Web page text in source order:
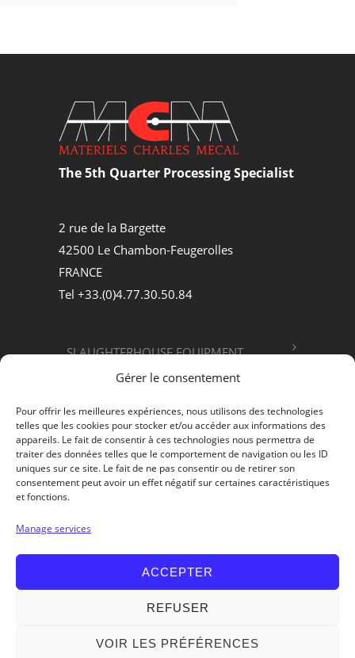
Gérer le consentement
Pour offrir les meilleures expériences, nous utilisons des technologies
telles que les cookies pour stocker et/ou accéder aux informations des
appareils. Le fait de consentir à ces technologies nous permettra de
traiter des données telles que le comportement de navigation ou les ID
uniques sur ce site. Le fait de ne pas consentir ou de retirer son
consentement peut avoir un effet négatif sur certaines caractéristiques
et fonctions.
Manage services
ACCEPTER
REFUSER
VOIR LES PRÉFÉRENCES
The 5th Quarter Processing Specialist
2 rue de la Bargette
42500 Le Chambon-Feugerolles
FRANCE
Tel +33.(0)4.77.30.50.84
SLAUGHTERHOUSE EQUIPMENT
ABOUT US
Get in Touch